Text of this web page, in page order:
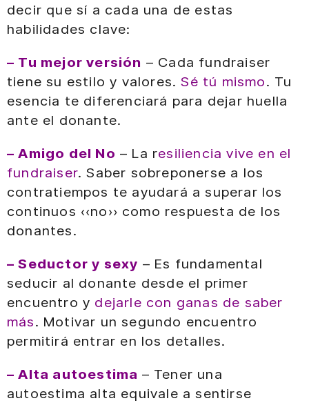
decir que sí a cada una de estas
habilidades clave:
– Tu mejor versión – Cada fundraiser
tiene su estilo y valores.Sé tú mismo. Tu
esencia te diferenciará para dejar huella
ante el donante.
– Amigo del No – La resiliencia vive en el
fundraiser. Saber sobreponerse a los
contratiempos te ayudará a superar los
continuos «no» como respuesta de los
donantes.
– Seductor y sexy – Es fundamental
seducir al donante desde el primer
encuentro y dejarle con ganas de saber
más. Motivar un segundo encuentro
permitirá entrar en los detalles.
– Alta autoestima – Tener una
autoestima alta equivale a sentirse